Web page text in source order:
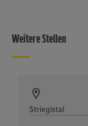
Weitere Stellen
Striegistal